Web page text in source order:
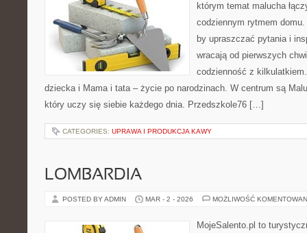
którym temat malucha
codziennym rytmem
by upraszczać pytania i
wracają od pierwszych
codzienność z
dziecka i Mama i tata – życie po narodzinach. W centrum są
który uczy się siebie każdego dnia. Przedszkole76 […]
CATEGORIES: UPRAWA I PRODUKCJA KAWY
LOMBARDIA
POSTED BY ADMIN MAR - 2 - 2026 MOŻLIWOŚĆ
MojeSalento.pl to